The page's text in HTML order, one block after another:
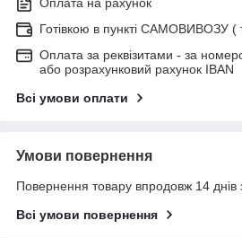
Оплата на рахунок
Готівкою в пункті САМОВИВОЗУ (
Оплата за реквізитами - за
або розрахунковий рахунок IBAN
Всі умови оплати
Умови повернення
Повернення товару впродовж 14 днів
Всі умови повернення